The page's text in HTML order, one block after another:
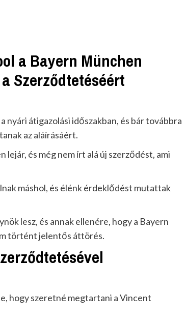
a Bayern München
Szerződtetéséért
átigazolási időszakban, és bár továbbra
az aláírásáért.
és még nem írt alá új szerződést, ami
máshol, és élénk érdeklődést mutattak
lesz, és annak ellenére, hogy a Bayern
történt jelentős áttörés.
hogy szeretné megtartani a Vincent